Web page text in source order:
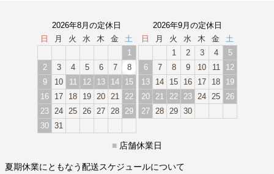
2026年8月の定休日
日
月 火 水 木 金
土
1
2
3 4 5 6 7
8
9
10 11 12 13 14
15
16
17 18 19 20 21
22
23 24 25 26 27 28
29
30 31
2026年9月の定休日
日
月 火 水 木 金
土
1
2 3 4
5
6
7 8 9 10 11
12
13
14 15 16 17 18
19
20
21 22 23 24 25
26
27 28 29 30
■ 店舗休業日
夏期休業にともなう配送スケジュールについて